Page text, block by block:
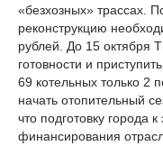
«безхозных» трассах.
реконструкцию
рублей. До 15 октября
готовности и
69 котельных только 2
начать отопительный
что подготовку города
финансирования